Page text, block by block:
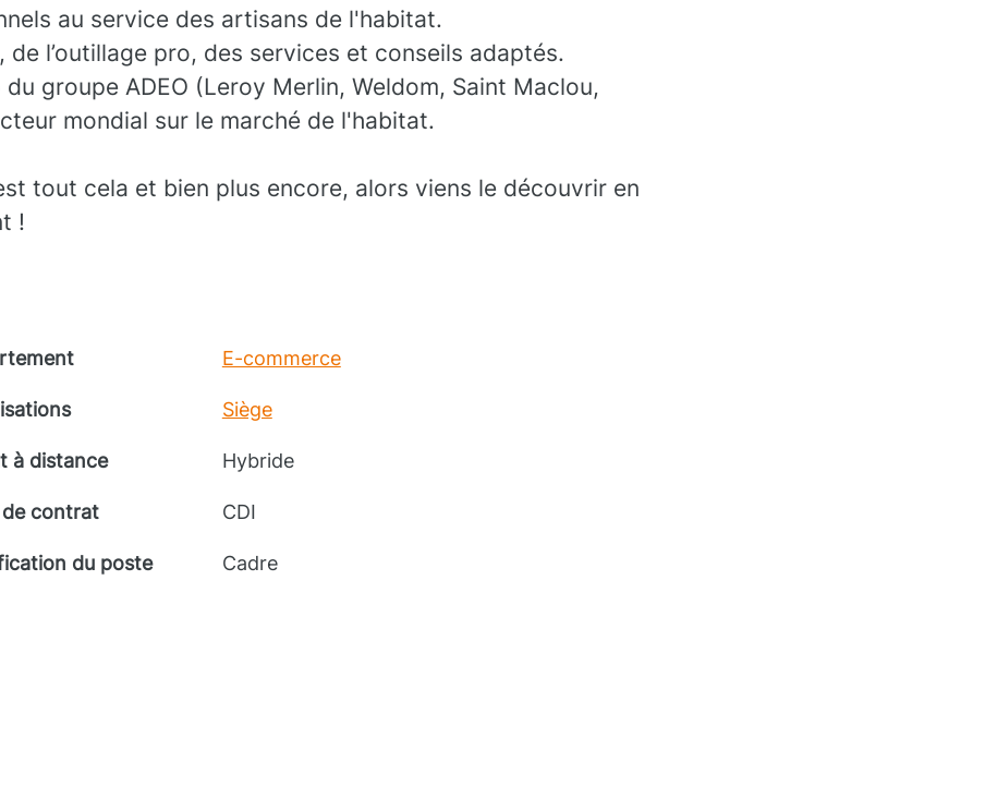
au service des artisans de l'habitat.
de l’outillage pro, des services et conseils adaptés.
du groupe ADEO (Leroy Merlin, Weldom, Saint Maclou,
mondial sur le marché de l'habitat.
tout cela et bien plus encore, alors viens le découvrir en
!
E-commerce
Siège
à distance Hybride
contrat CDI
du poste Cadre